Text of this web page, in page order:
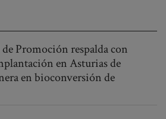
Promoción respalda con
en Asturias de
en bioconversión de